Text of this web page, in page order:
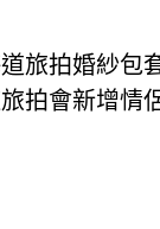
旅拍婚紗包
拍會新增情